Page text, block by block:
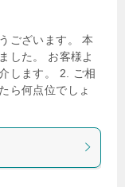
ございます。 本
した。 お客様よ
します。 2. ご相
ら何点位でしょ